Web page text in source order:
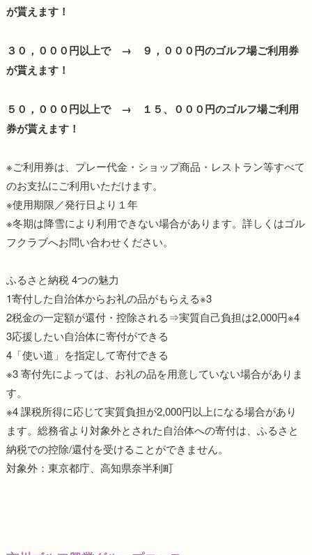
が貰えます！
３０，０００円以上で → ９，０００円のゴルフ場ご利用券
が貰えます！
５０，０００円以上で → １５、０００円のゴルフ場ご利用
券が貰えます！
※ご利用券は、プレー代金・ショップ商品・レストラン等すべて
のお支払にご利用いただけます。
※使用期限／発行日より１年
※冬期は降雪により利用できない場合があります。詳しくはゴル
フクラブへお問い合わせください。
ふるさと納税 4つの魅力
1寄付した自治体からお礼の品がもらえる※3
2税金の一定額が還付・控除される⇒実質自己負担は2,000円※4
3応援したい自治体に寄付ができる
4「使い道」を指定して寄付できる
※3 寄付先によっては、お礼の品を用意していない場合がありま
す。
※4 課税所得に応じて実質負担が2,000円以上になる場合があり
ます。総務省より対象外とされた自治体への寄付は、ふるさと
納税での控除/還付を受けることができません。
対象外：東京都庁、高知県奈半利町